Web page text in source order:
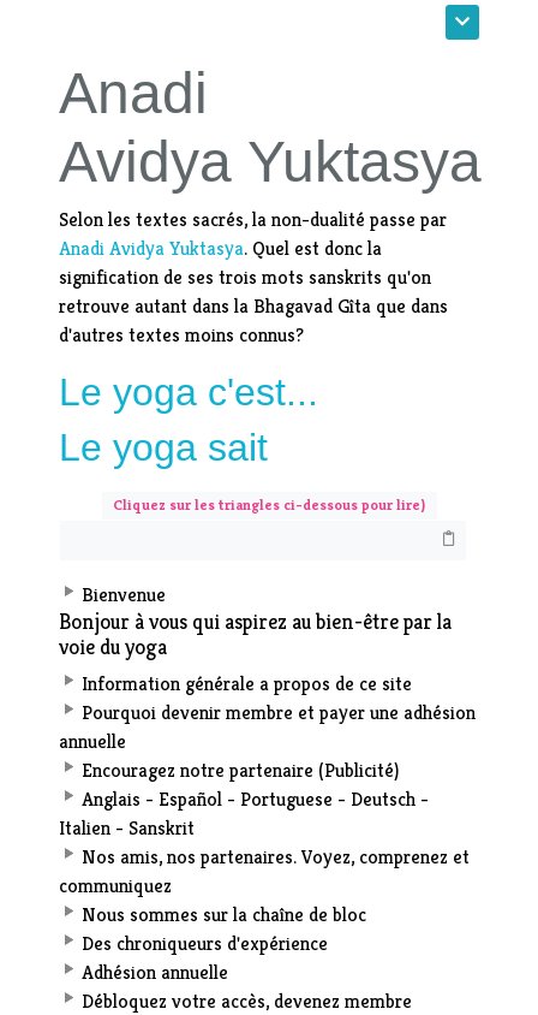
Anadi
Avidya Yuktasya
Selon les textes sacrés, la non-dualité passe par
Anadi Avidya Yuktasya. Quel est donc la
signification de ses trois mots sanskrits qu'on
retrouve autant dans la Bhagavad Gîta que dans
d'autres textes moins connus?
Le yoga c'est...
Le yoga sait
Cliquez sur les triangles ci-dessous pour lire)
Bienvenue
Bonjour à vous qui aspirez au bien-être par la
voie du yoga
Information générale a propos de ce site
Pourquoi devenir membre et payer une adhésion
annuelle
Encouragez notre partenaire (Publicité)
Anglais - Español - Portuguese - Deutsch -
Italien - Sanskrit
Nos amis, nos partenaires. Voyez, comprenez et
communiquez
Nous sommes sur la chaîne de bloc
Des chroniqueurs d'expérience
Adhésion annuelle
Débloquez votre accès, devenez membre